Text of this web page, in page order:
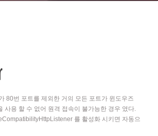
80번 포트를 제외한 거의 모든 포트가 윈도우즈
용 할 수 없어 원격 접속이 불가능한 경우 였다.
를 활성화 시키면 자동으